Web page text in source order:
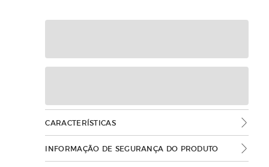
CARACTERÍSTICAS
INFORMAÇÃO DE SEGURANÇA DO PRODUTO